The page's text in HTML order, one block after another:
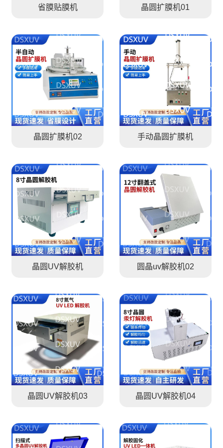
省膜贴膜机 晶圆扩膜机01
晶圆扩膜机02 手动晶圆扩膜机
晶圆UV解胶机 圆晶uv解胶机02
晶圆UV解胶机03 晶圆UV解胶机04